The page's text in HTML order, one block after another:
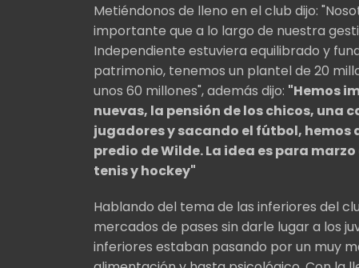
Metiéndonos de lleno en el club dijo:
importante que a lo largo de nuestra
Independiente estuviera equilibrado y
patrimonio, tenemos un plantel de 20
unos 60 millones", además dijo: "Hemos
nuevas, la pensión de los chicos, una
jugadores y sacando el fútbol, hemos
predio de Wilde. La idea es para
tenis y hockey"
Hablando del tema de las inferiores del
mercados de pases sin darle lugar a los
inferiores estaban pasando por un muy